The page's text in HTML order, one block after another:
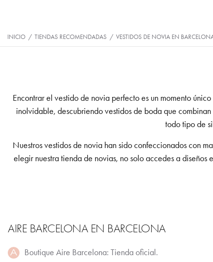
INICIO / TIENDAS RECOMENDADAS / VESTIDOS DE NOVIA EN
Encontrar el vestido de novia perfecto es un momento
inolvidable, descubriendo vestidos de boda que
todo tipo de
Nuestros vestidos de novia han sido confeccionados con
elegir nuestra tienda de novias, no solo accedes a
AIRE BARCELONA EN BARCELONA
Boutique Aire Barcelona: Tienda oficial.